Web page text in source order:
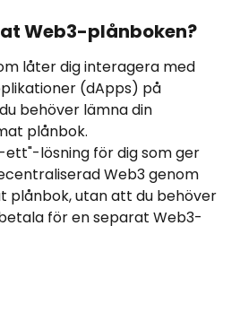
Web3-plånboken?
låter dig interagera med
(dApps) på
behöver lämna din
plånbok.
lösning för dig som ger
Web3 genom
plånbok, utan att du behöver
för en separat Web3-